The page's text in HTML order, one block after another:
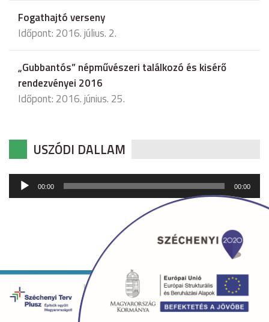
Fogathajtó verseny
Időpont: 2016. július. 2.
„Gubbantós” népművészeri találkozó és kisérő
rendezvényei 2016
Időpont: 2016. június. 25.
USZÓDI DALLAM
Audió
lejátszó
00:00 00:00
Copyright © 2026 uszod.hu Minden jog fenntartva. •
Készítette:fridrik.me